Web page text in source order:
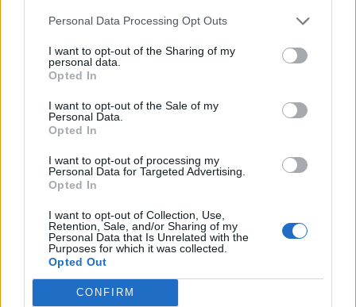
Personal Data Processing Opt Outs
I want to opt-out of the Sharing of my
personal data.
Opted In
I want to opt-out of the Sale of my
Personal Data.
Opted In
I want to opt-out of processing my
Personal Data for Targeted Advertising.
Opted In
I want to opt-out of Collection, Use,
Retention, Sale, and/or Sharing of my
Personal Data that Is Unrelated with the
Purposes for which it was collected.
Opted Out
CONFIRM
Ακολουθήστε το Pink.gr στοGoogle Newsκαι
μάθετε πρώτοι
Ακολουθήστε το Pink.gr και στο Instagram